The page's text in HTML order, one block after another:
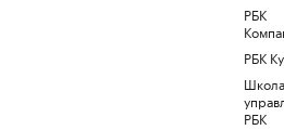
РБК
РБК
Школа
РБК